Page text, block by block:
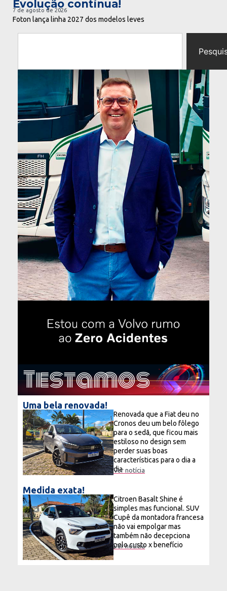
Evolução contínua!
7 de agosto de 2026
Foton lança linha 2027 dos modelos leves
Testamos
Uma bela renovada!
Renovada que a Fiat deu no
Cronos deu um belo fôlego
para o sedã, que ficou mais
estiloso no design sem
perder suas boas
características para o dia a
dia
Ver notícia
Medida exata!
Citroen Basalt Shine é
simples mas funcional. SUV
Cupê da montadora francesa
não vai empolgar mas
também não decepciona
pelo custo x benefício
Ver notícia